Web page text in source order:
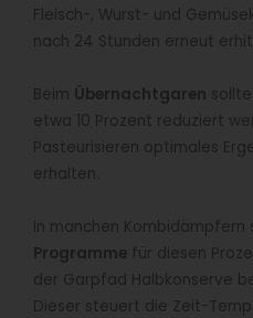
Fleisch-, Wurst- und
nach 24 Stunden erneut
Beim Übernachtgaren
etwa 10 Prozent reduziert
Pasteurisieren optimales
erhalten.
In manchen Kombidämpfern
Programme für diesen
der Garpfad Halbkonserve
Dieser steuert die Zeit-